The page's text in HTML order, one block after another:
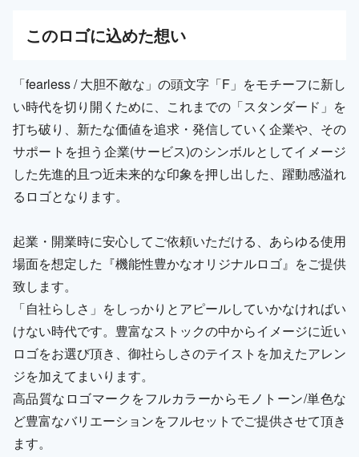
このロゴに込めた想い
「fearless / 大胆不敵な」の頭文字「F」をモチーフに新し
い時代を切り開くために、これまでの「スタンダード」を
打ち破り、新たな価値を追求・発信していく企業や、その
サポートを担う企業(サービス)のシンボルとしてイメージ
した先進的且つ近未来的な印象を押し出した、躍動感溢れ
るロゴとなります。
起業・開業時に安心してご依頼いただける、あらゆる使用
場面を想定した『機能性豊かなオリジナルロゴ』をご提供
致します。
「自社らしさ」をしっかりとアピールしていかなければい
けない時代です。豊富なストックの中からイメージに近い
ロゴをお選び頂き、御社らしさのテイストを加えたアレン
ジを加えてまいります。
高品質なロゴマークをフルカラーからモノトーン/単色な
ど豊富なバリエーションをフルセットでご提供させて頂き
ます。